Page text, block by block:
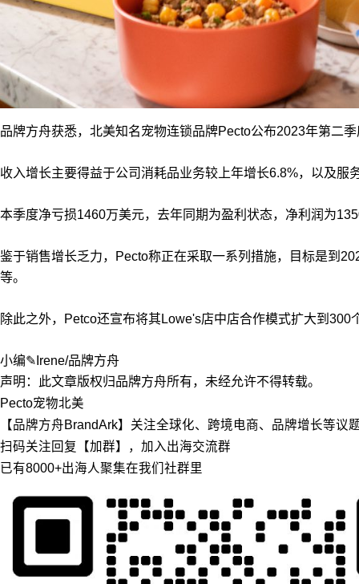
品牌方舟获悉，北美知名宠物连锁品牌Pecto公布2023年第二
收入增长主要得益于公司消耗品业务较上年增长6.8%，以及服
本季度净亏损1460万美元，去年同期为盈利状态，净利润为
鉴于销售增长乏力，Pecto称正在采取一系列措施，目标是到
等。
除此之外，Petco还宣布将其Lowe's店中店合作模式扩大到
小编✎Irene/品牌方舟
声明：此文章版权归品牌方舟所有，未经允许不得转载。
Pecto宠物北美
【品牌方舟BrandArk】关注全球化、跨境电商、品牌增长等议
扫码关注回复【加群】，加入出海交流群
已有8000+出海人聚集在我们社群里